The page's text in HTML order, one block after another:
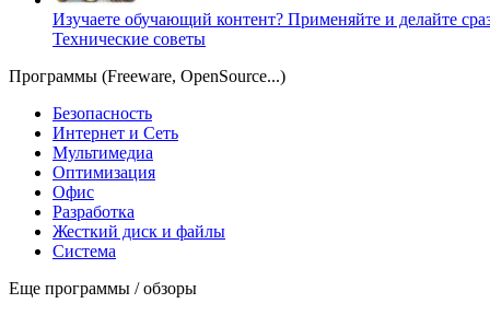
Изучаете обучающий контент? Применяйте и делайте
Технические советы
Программы (Freeware, OpenSource...)
Безопасность
Интернет и Сеть
Мультимедиа
Оптимизация
Офис
Разработка
Жесткий диск и файлы
Система
Еще программы / обзоры